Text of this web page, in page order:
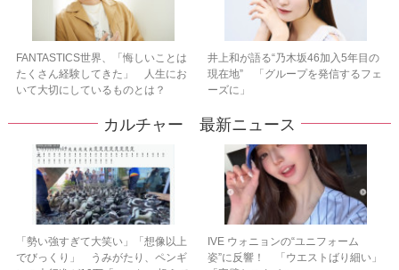
FANTASTICS世界、「悔しいことは
たくさん経験してきた」 人生にお
いて大切にしているものとは？
井上和が語る“乃木坂46加入5年目の
現在地” 「グループを発信するフェ
ーズに」
カルチャー 最新ニュース
「勢い強すぎて大笑い」「想像以上
でびっくり」 うみがたり、ペンギ
IVE ウォニョンの“ユニフォーム
姿”に反響！ 「ウエストばり細い」